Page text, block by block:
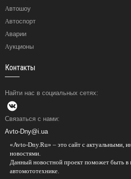
Автошоу
Автоспорт
Аварии
Аукционы
Контакты
Найти нас в социальных сетях:
Связаться с нами:
Avto-Dny@i.ua
«Avto-Dny.Ru» – это сайт с актуальными,
новостями.
Данный новостной проект поможет быть в
автомототехнике.